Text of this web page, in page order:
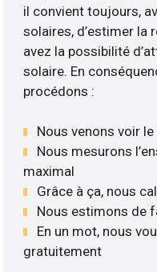
il convient toujours,
solaires, d’estimer la
avez la possibilité
solaire. En
procédons :
Nous venons voir
Nous mesurons
maximal
Grâce à ça, nous
Nous estimons de
En un mot, nous
gratuitement